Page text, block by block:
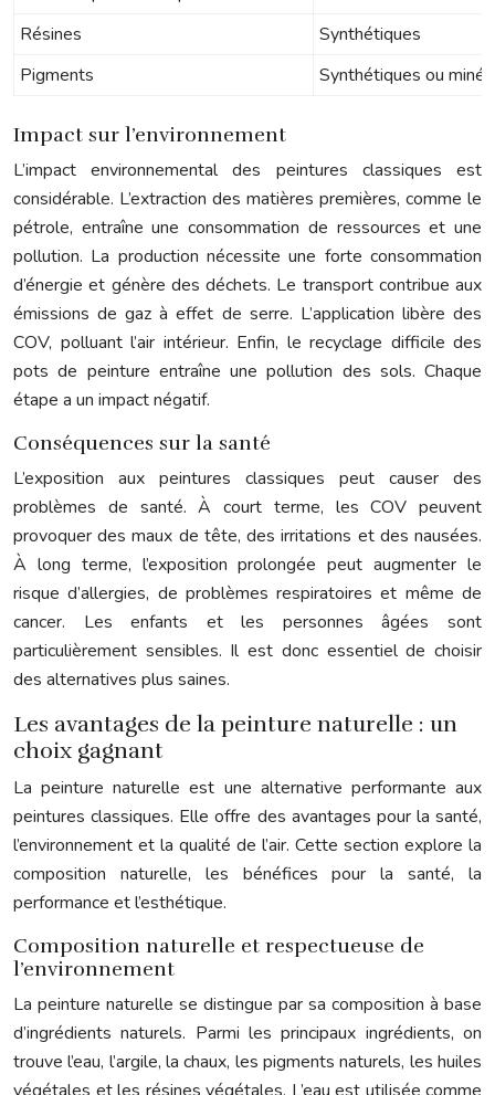
Résines
Synthétiques
Pigments
Synthétiques ou
Impact sur l’environnement
L’impact environnemental des peintures classiques est
considérable. L’extraction des matières premières, comme le
pétrole, entraîne une consommation de ressources et une
pollution. La production nécessite une forte consommation
d’énergie et génère des déchets. Le transport contribue aux
émissions de gaz à effet de serre. L’application libère des
COV, polluant l’air intérieur. Enfin, le recyclage difficile des
pots de peinture entraîne une pollution des sols. Chaque
étape a un impact négatif.
Conséquences sur la santé
L’exposition aux peintures classiques peut causer des
problèmes de santé. À court terme, les COV peuvent
provoquer des maux de tête, des irritations et des nausées.
À long terme, l’exposition prolongée peut augmenter le
risque d’allergies, de problèmes respiratoires et même de
cancer. Les enfants et les personnes âgées sont
particulièrement sensibles. Il est donc essentiel de choisir
des alternatives plus saines.
Les avantages de la peinture naturelle : un
choix gagnant
La peinture naturelle est une alternative performante aux
peintures classiques. Elle offre des avantages pour la santé,
l’environnement et la qualité de l’air. Cette section explore la
composition naturelle, les bénéfices pour la santé, la
performance et l’esthétique.
Composition naturelle et respectueuse de
l’environnement
La peinture naturelle se distingue par sa composition à base
d’ingrédients naturels. Parmi les principaux ingrédients, on
trouve l’eau, l’argile, la chaux, les pigments naturels, les huiles